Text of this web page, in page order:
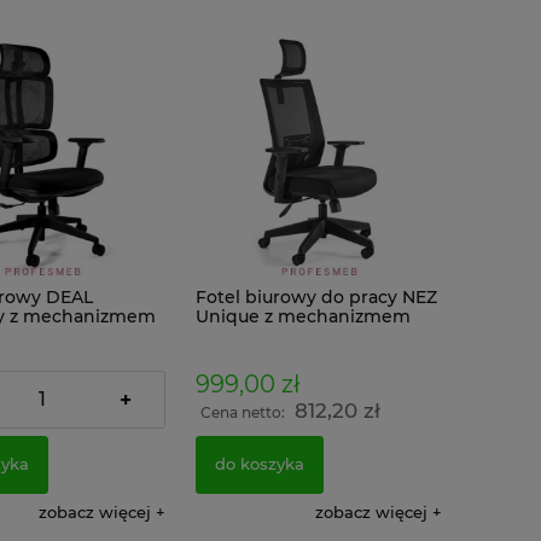
DEAL
z mechanizmem
795,93 zł +
zobacz więcej
Fotel biurowy do pracy NEZ
Unique z mechanizmem
zagłówkiem, wysokością
siedziska tapicerowane
tkaniną BL Unique
999,00 zł
Cena netto: 812,20 zł
do koszyka
zobacz więcej